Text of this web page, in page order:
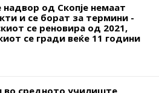
надвор од Скопје немаат
и се борат за термини -
се реновира од 2021,
се гради веќе 11 години
во средното училиште